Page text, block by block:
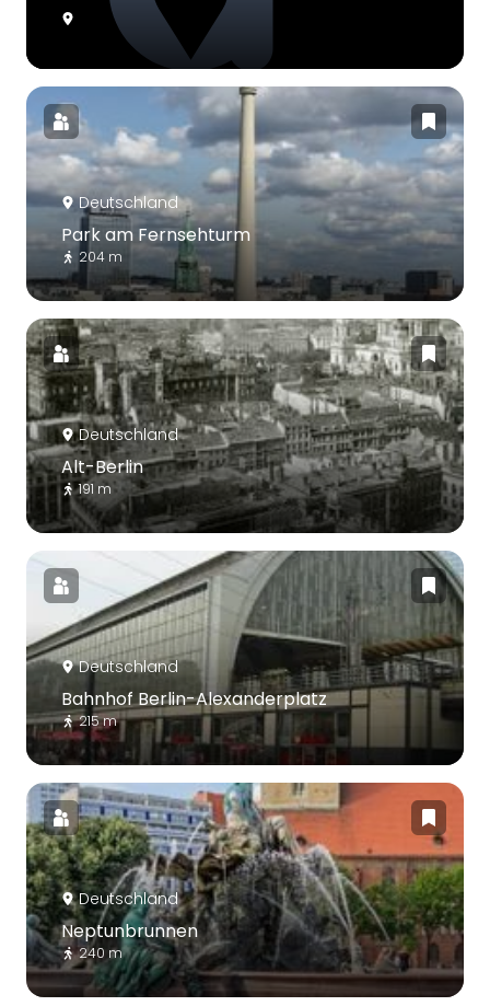
Deutschland
Park am Fernsehturm
204 m
Deutschland
Alt-Berlin
191 m
Deutschland
Bahnhof Berlin-Alexanderplatz
215 m
Deutschland
Neptunbrunnen
240 m